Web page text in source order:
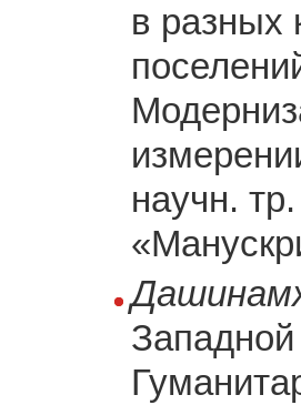
в разных
научн.